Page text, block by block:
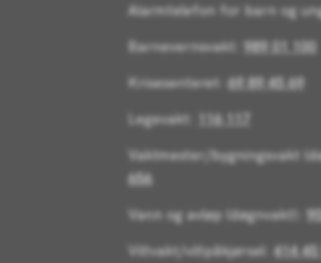
Alarmtelefon for barn og
Barnevernsvakt: 989 01 100
Krisesenteret:69 89 45 69
Legevakt:
116 117
Vaktmester/bygningsvakt
656
Vann og avløp (døgnvakt):
Viltvakt/viltpåkjørsel:414 45